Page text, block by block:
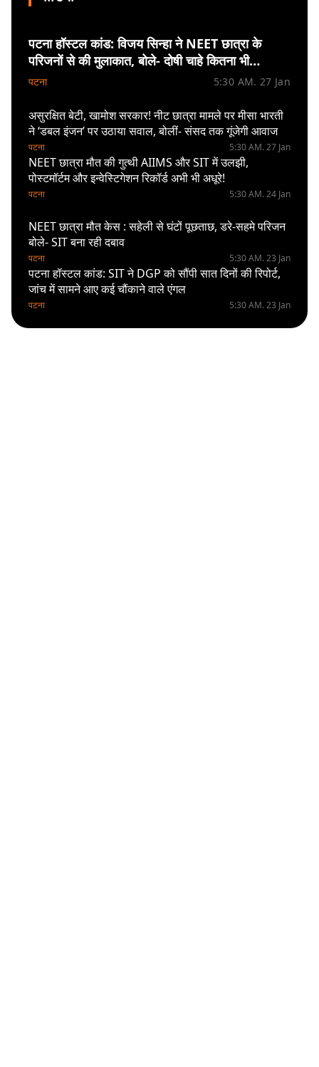
पटना हॉस्टल कांड: विजय सिन्हा ने NEET छात्रा के
परिजनों से की मुलाकात, बोले- दोषी चाहे कितना भी
रसूखदार हो, बचेगा नहीं
पटना 5:30 AM. 27 Jan
असुरक्षित बेटी, खामोश सरकार! नीट छात्रा मामले पर मीसा भारती
ने ‘डबल इंजन’ पर उठाया सवाल, बोलीं- संसद तक गूंजेगी आवाज
पटना 5:30 AM. 27 Jan
NEET छात्रा मौत की गुत्थी AIIMS और SIT में उलझी,
पोस्‍टमॉर्टम और इन्वेस्टिगेशन रिकॉर्ड अभी भी अधूरे!
पटना 5:30 AM. 24 Jan
NEET छात्रा मौत केस : सहेली से घंटों पूछताछ, डरे-सहमे परिजन
बोले- SIT बना रही दबाव
पटना 5:30 AM. 23 Jan
पटना हॉस्टल कांड: SIT ने DGP को सौंपी सात दिनों की रिपोर्ट,
जांच में सामने आए कई चौंकाने वाले एंगल
पटना 5:30 AM. 23 Jan